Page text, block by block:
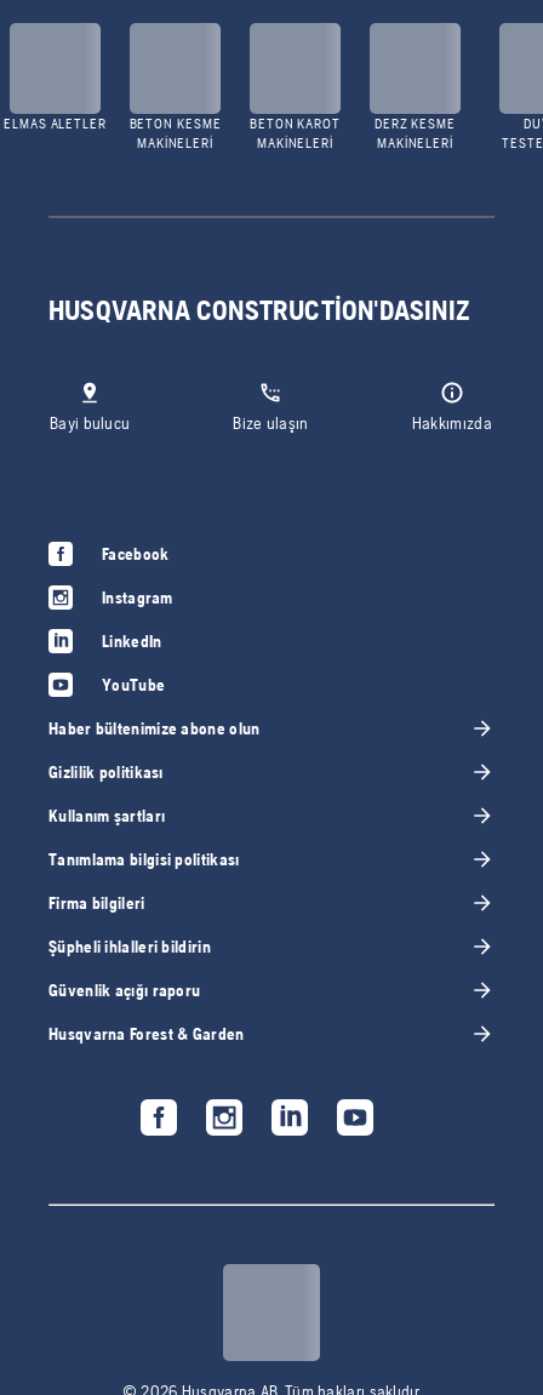
ELMAS ALETLER
BETON KESME
MAKINELERI
BETON KAROT
MAKINELERI
DERZ KESME
MAKINELERI
HUSQVARNA CONSTRUCTION'DASINIZ
Bayi bulucu Bize ulaşın Hakkımızda
Facebook
Instagram
LinkedIn
YouTube
Haber bültenimize abone olun
Gizlilik politikası
Kullanım şartları
Tanımlama bilgisi politikası
Firma bilgileri
Şüpheli ihlalleri bildirin
Güvenlik açığı raporu
Husqvarna Forest & Garden